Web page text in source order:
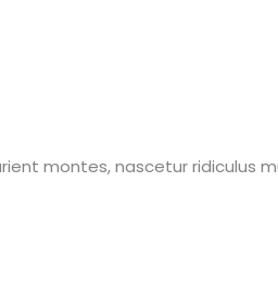
montes, nascetur ridiculus